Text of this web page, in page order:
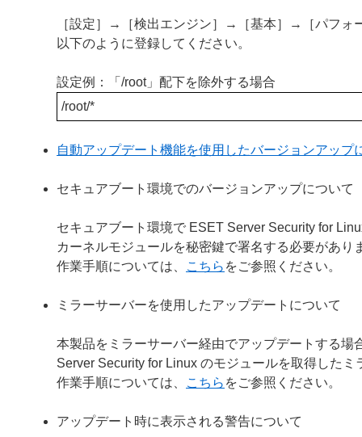
［設定］→［検出エンジン］→［基本］→［パフォ
以下のように登録してください。
設定例：「/root」配下を除外する場合
/root/*
自動アップデート機能を使用したバージョンアップ
セキュアブート環境でのバージョンアップについて
セキュアブート環境で ESET Server Security for
カーネルモジュールを秘密鍵で署名する必要があり
作業手順については、
こちら をご参照ください。
ミラーサーバーを使用したアップデートについて
本製品をミラーサーバー経由でアップデートする
Server Security for Linux のモジュールを取得した
作業手順については、
こちら をご参照ください。
アップデート時に表示される警告について